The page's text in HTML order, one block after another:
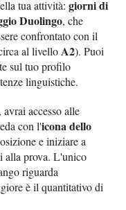
tua attività:giorni di
Duolingo, che
confrontato con il
al livello A2). Puoi
sul tuo profilo
linguistiche.
, avrai accesso alle
con l'icona dello
e iniziare a
alla prova. L'unico
riguarda
è il quantitativo di